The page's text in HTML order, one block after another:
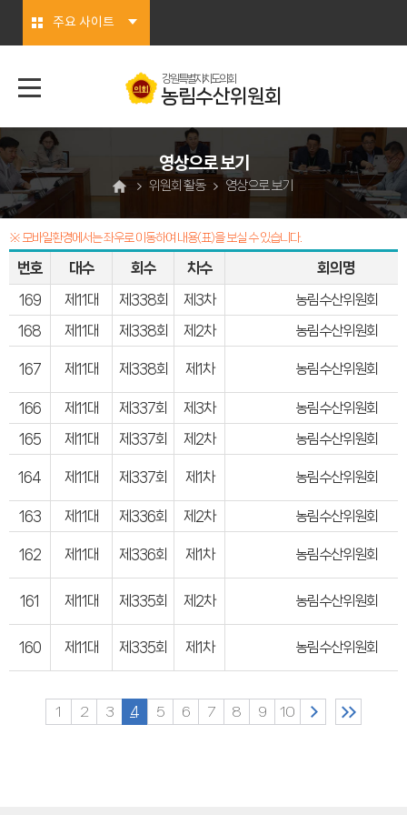
주요 사이트
강원특별자치도의회
농림수산위원회
영상으로 보기
위원회 활동 영상으로 보기
※ 모바일환경에서는 좌우로 이동하여 내용(표)을 보실 수 있습니다.
번호 대수 회수 차수 회의명
169 제11대 제338회 제3차
농림수산위원회
168
제11대 제338회 제2차 농림수산위원회
167 제11대 제338회 제1차 농림수산위원회
166 제11대 제337회 제3차
농림수산위원회
165
제11대 제337회 제2차 농림수산위원회
164 제11대 제337회 제1차 농림수산위원회
163 제11대 제336회 제2차 농림수산위원회
162 제11대 제336회 제1차 농림수산위원회
161 제11대 제335회 제2차 농림수산위원회
160 제11대 제335회 제1차 농림수산위원회
1 2 3 4 5 6 7 8 9 10